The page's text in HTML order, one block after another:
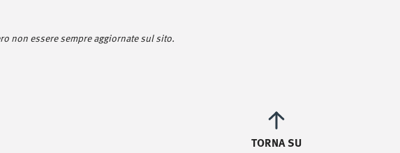
non essere sempre aggiornate sul sito.
TORNA SU